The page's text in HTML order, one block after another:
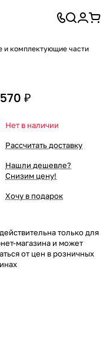
и комплектующие части
₽
Нет в наличии
Рассчитать доставку
Нашли дешевле?
Снизим цену!
Хочу в подарок
только для
магазина и может
от цен в розничных